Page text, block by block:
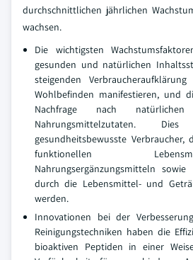
durchschnittlichen jährlichen
wachsen.
Die wichtigsten
gesunden und natürlichen
steigenden
Wohlbefinden manifestieren, und
Nachfrage nach
Nahrungsmittelzutaten.
gesundheitsbewusste
funktionellen
Nahrungsergänzungsmitteln
durch die Lebensmittel- und
werden.
Innovationen bei der
Reinigungstechniken haben die
bioaktiven Peptiden in einer